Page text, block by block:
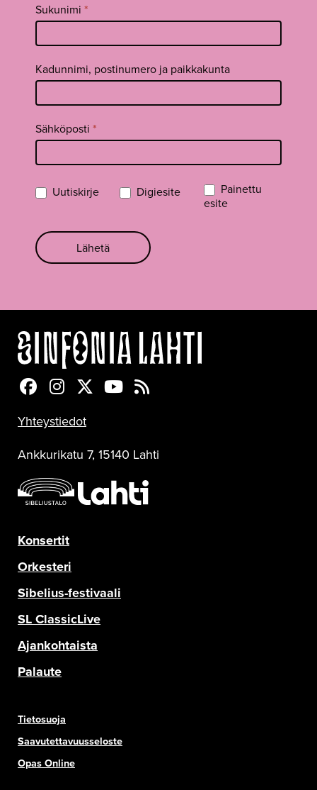
Sukunimi *
Kadunnimi, postinumero ja paikkakunta
Sähköposti *
Uutiskirje Digiesite
Painettu
esite
Lähetä
Sinfonia Lahti Facebookissa
Sinfonia Lahti Instagramissa
Sinfonia Lahti Twitterissä
Sinfonia Lahti YouTubessa
Sinfonia Lahti RSS-feed
Yhteystiedot
Ankkurikatu 7, 15140 Lahti
Konsertit
Orkesteri
Sibelius-festivaali
SL ClassicLive
Ajankohtaista
Palaute
Tietosuoja
Saavutettavuusseloste
Opas Online